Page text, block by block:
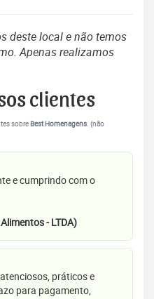
deste local e não temos
Apenas realizamos
clientes
sobre Best Homenagens. (não
e cumprindo com o
- LTDA)
práticos e
para pagamento,